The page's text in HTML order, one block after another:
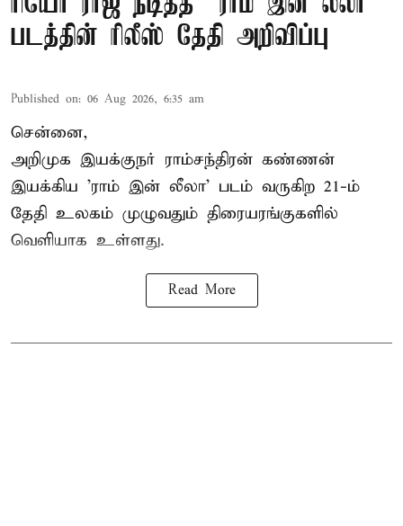
படத்தின் ரிலீஸ் தேதி அறிவிப்பு
Published on: 06 Aug 2026, 6:35 am
சென்னை,
அறிமுக இயக்குநர் ராம்சந்திரன் கண்ணன்
இயக்கிய 'ராம் இன் லீலா' படம் வருகிற 21-ம்
தேதி உலகம் முழுவதும் திரையரங்குகளில்
வெளியாக உள்ளது.
Read More